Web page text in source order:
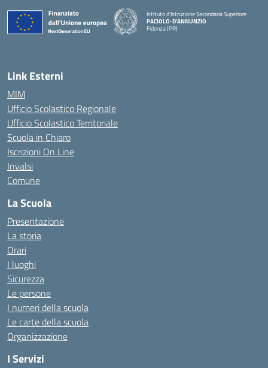
Istituto d'Istruzione Secondaria Superiore
PACIOLO-D'ANNUNZIO
Fidenza (PR)
Link Esterni
MIM
Ufficio Scolastico Regionale
Ufficio Scolastico Territoriale
Scuola in Chiaro
Iscrizioni On Line
Invalsi
Comune
La Scuola
Presentazione
La storia
Orari
I luoghi
Sicurezza
Le persone
I numeri della scuola
Le carte della scuola
Organizzazione
I Servizi